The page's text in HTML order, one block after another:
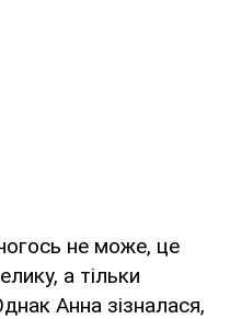
не може, це
а тільки
Анна зізналася,